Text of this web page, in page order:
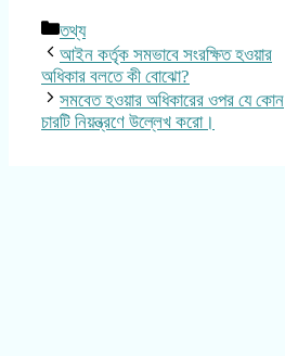
Categories
তথ্য
আইন কর্তৃক সমভাবে সংরক্ষিত হওয়ার
অধিকার বলতে কী বোঝো?
সমবেত হওয়ার অধিকারের ওপর যে কোন
চারটি নিয়ন্ত্রণে উল্লেখ করো।